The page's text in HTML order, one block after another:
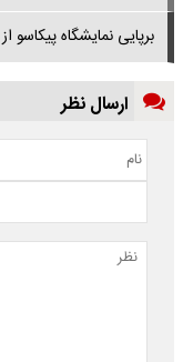
برپایی نمایشگاه پیکاسو از ۲۱ اسفند در موزه هنرهای معاصر تهران
ارسال نظر